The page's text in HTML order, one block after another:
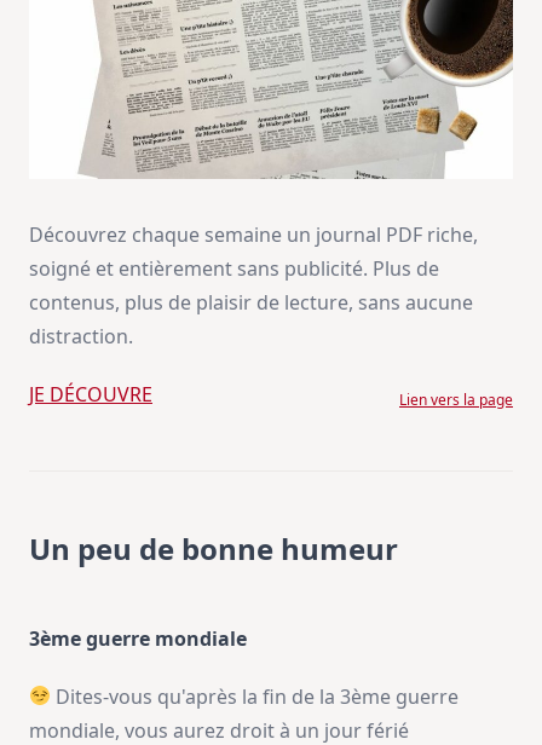
Découvrez chaque semaine un journal PDF riche,
soigné et entièrement sans publicité. Plus de
contenus, plus de plaisir de lecture, sans aucune
distraction.
JE DÉCOUVRE Lien vers la page
Un peu de bonne humeur
3ème guerre mondiale
Dites-vous qu'après la fin de la 3ème guerre
mondiale, vous aurez droit à un jour férié